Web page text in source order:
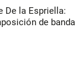
De la Espriella:
de banda